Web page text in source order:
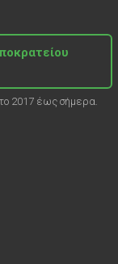
2017 έως σήμερα.